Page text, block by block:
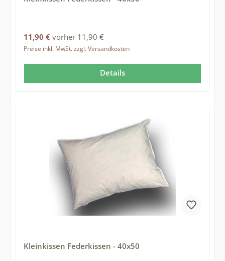
Regulärer Preis:
11,90 € vorher 11,90 €
Preise inkl. MwSt. zzgl. Versandkosten
Details
Kleinkissen Federkissen - 40x50